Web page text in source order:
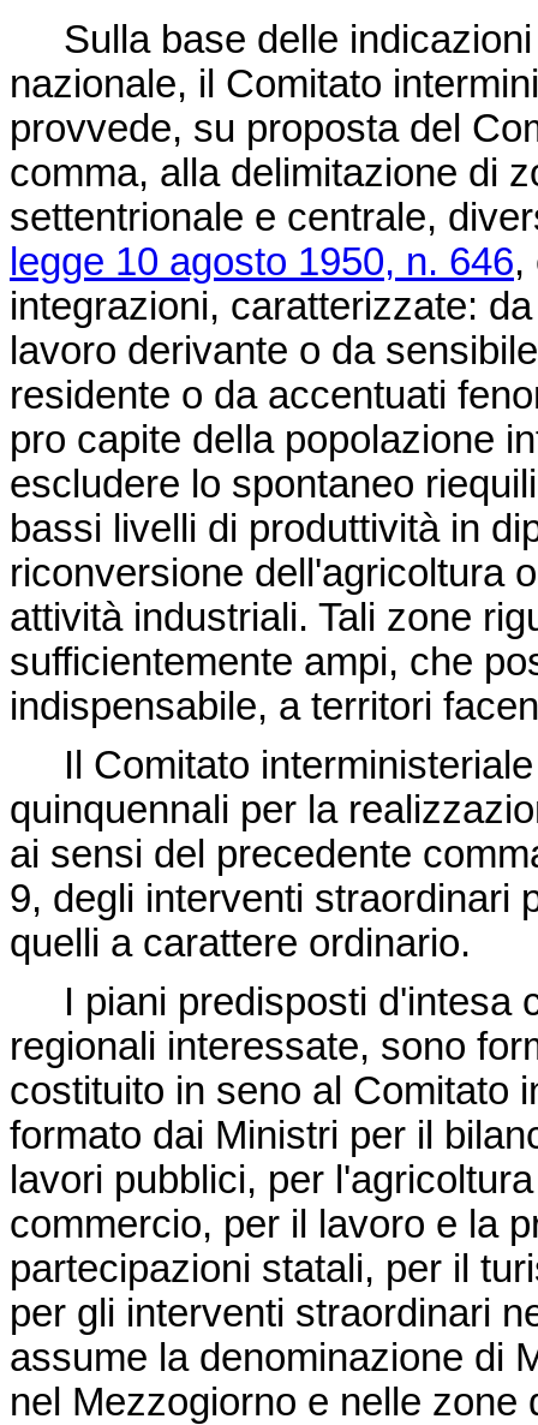
Sulla base delle indicazioni
nazionale, il Comitato
provvede, su proposta del
comma, alla delimitazione di
settentrionale e centrale,
legge 10 agosto 1950, n. 646,
integrazioni, caratterizzate:
lavoro derivante o da
residente o da accentuati
pro capite della popolazione
escludere lo spontaneo
bassi livelli di produttività in
riconversione dell'agricoltura
attività industriali. Tali zone
sufficientemente ampi, che
indispensabile, a territori
Il Comitato interministeriale
quinquennali per la
ai sensi del precedente
9, degli interventi straordinari
quelli a carattere ordinario.
I piani predisposti d'intesa
regionali interessate, sono
costituito in seno al Comitato
formato dai Ministri per il
lavori pubblici, per
commercio, per il lavoro e la
partecipazioni statali, per il
per gli interventi straordinari
assume la denominazione di
nel Mezzogiorno e nelle